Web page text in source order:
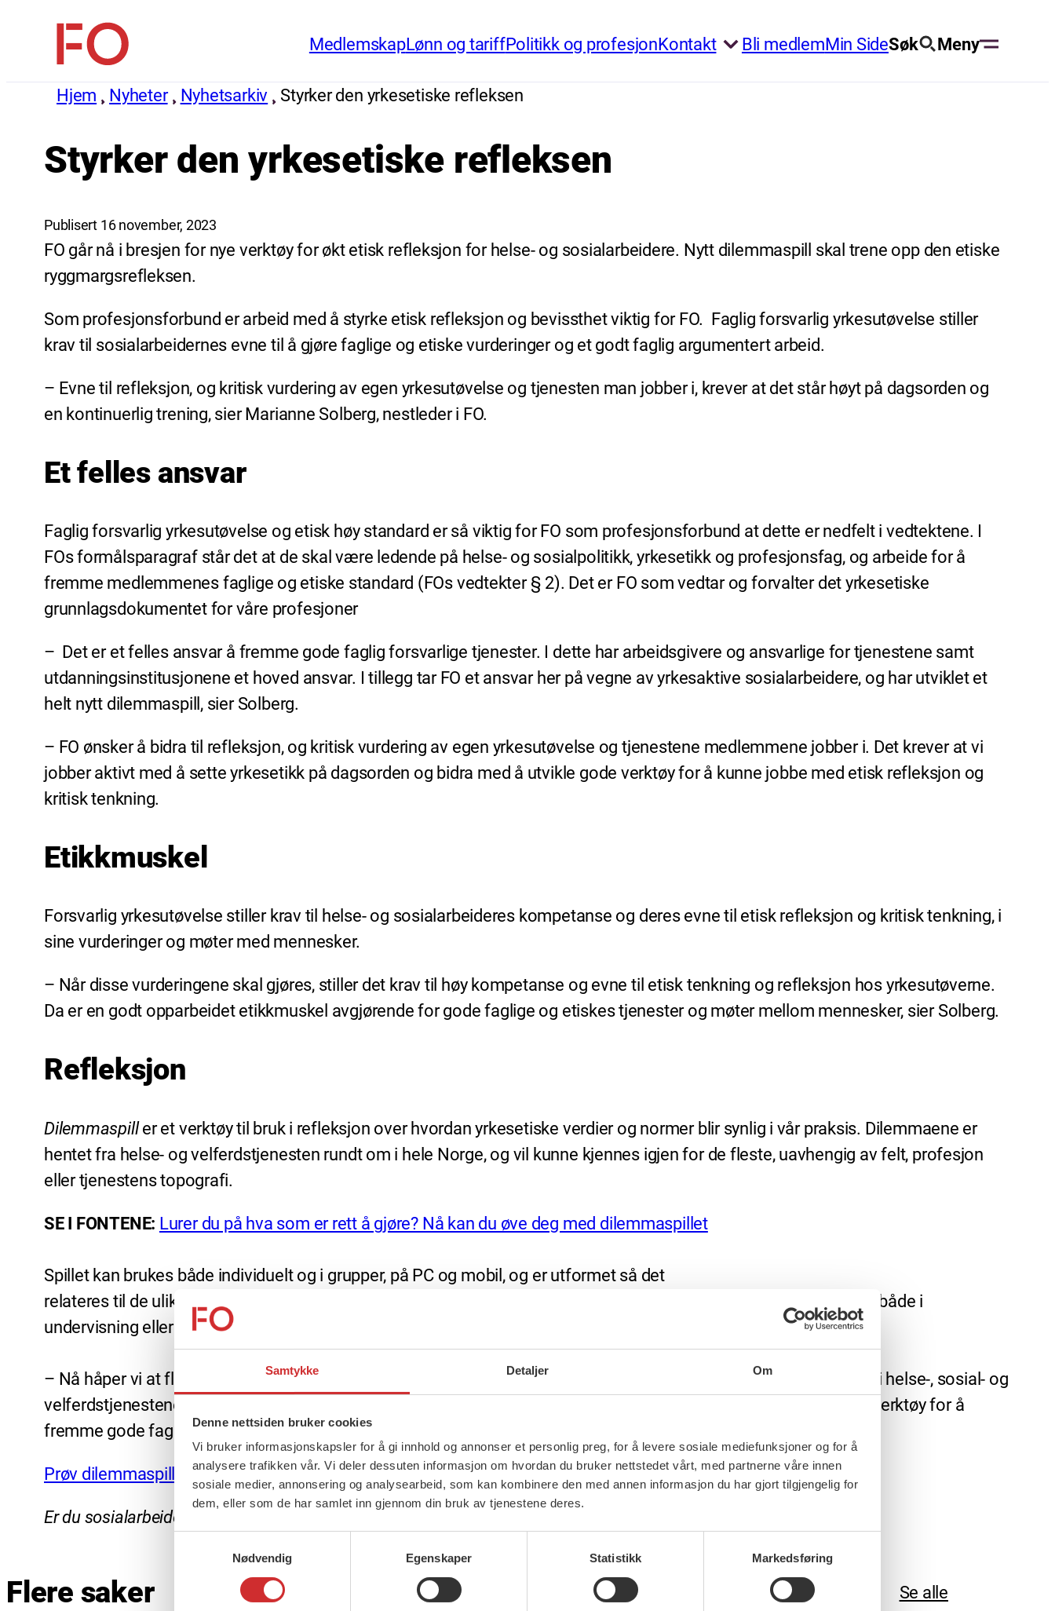
Samtykke Detaljer Om
Denne nettsiden bruker cookies
Vi bruker informasjonskapsler for å gi innhold og annonser et personlig preg, for å levere sosiale mediefunksjoner og for å
analysere trafikken vår. Vi deler dessuten informasjon om hvordan du bruker nettstedet vårt, med partnerne våre innen
sosiale medier, annonsering og analysearbeid, som kan kombinere den med annen informasjon du har gjort tilgjengelig for
dem, eller som de har samlet inn gjennom din bruk av tjenestene deres.
Nødvendig
Egenskaper Statistikk Markedsføring
innholdFO
(Fellesorganisasjonen)
MedlemskapLønn og tariffPolitikk og profesjonKontakt Bli medlemMin SideSøk Meny
Hjem Nyheter Nyhetsarkiv Styrker den yrkesetiske refleksen
Styrker den yrkesetiske refleksen
Publisert 16 november, 2023
FO går nå i bresjen for nye verktøy for økt etisk refleksjon for helse- og sosialarbeidere. Nytt dilemmaspill skal trene opp den etiske
ryggmargsrefleksen.
Som profesjonsforbund er arbeid med å styrke etisk refleksjon og bevissthet viktig for FO. Faglig forsvarlig yrkesutøvelse stiller
krav til sosialarbeidernes evne til å gjøre faglige og etiske vurderinger og et godt faglig argumentert arbeid.
– Evne til refleksjon, og kritisk vurdering av egen yrkesutøvelse og tjenesten man jobber i, krever at det står høyt på dagsorden og
en kontinuerlig trening, sier Marianne Solberg, nestleder i FO.
Et felles ansvar
Faglig forsvarlig yrkesutøvelse og etisk høy standard er så viktig for FO som profesjonsforbund at dette er nedfelt i vedtektene. I
FOs formålsparagraf står det at de skal være ledende på helse- og sosialpolitikk, yrkesetikk og profesjonsfag, og arbeide for å
fremme medlemmenes faglige og etiske standard (FOs vedtekter § 2). Det er FO som vedtar og forvalter det yrkesetiske
grunnlagsdokumentet for våre profesjoner
– Det er et felles ansvar å fremme gode faglig forsvarlige tjenester. I dette har arbeidsgivere og ansvarlige for tjenestene samt
utdanningsinstitusjonene et hoved ansvar. I tillegg tar FO et ansvar her på vegne av yrkesaktive sosialarbeidere, og har utviklet et
helt nytt dilemmaspill, sier Solberg.
– FO ønsker å bidra til refleksjon, og kritisk vurdering av egen yrkesutøvelse og tjenestene medlemmene jobber i. Det krever at vi
jobber aktivt med å sette yrkesetikk på dagsorden og bidra med å utvikle gode verktøy for å kunne jobbe med etisk refleksjon og
kritisk tenkning.
Etikkmuskel
Forsvarlig yrkesutøvelse stiller krav til helse- og sosialarbeideres kompetanse og deres evne til etisk refleksjon og kritisk tenkning, i
sine vurderinger og møter med mennesker.
– Når disse vurderingene skal gjøres, stiller det krav til høy kompetanse og evne til etisk tenkning og refleksjon hos yrkesutøverne.
Da er en godt opparbeidet etikkmuskel avgjørende for gode faglige og etiskes tjenester og møter mellom mennesker, sier Solberg.
Refleksjon
Dilemmaspiller et verktøy til bruk i refleksjon over hvordan yrkesetiske verdier og normer blir synlig i vår praksis. Dilemmaene er
hentet fra helse- og velferdstjenesten rundt om i hele Norge, og vil kunne kjennes igjen for de fleste, uavhengig av felt, profesjon
eller tjenestens topografi.
SE I FONTENE: Lurer du på hva som er rett å gjøre? Nå kan du øve deg med dilemmaspillet
Spillet kan brukes både individuelt og i grupper, på PC og mobil, og er utformet så det
relateres til de ulike arbeidsfeltene hvor FOs medlemmer arbeider. Det vil også være et godt verktøy for studenter, både i
undervisning eller som et hjelpemiddel for den enkelte student.
– Nå håper vi at flest mulig blir kjent med FOs nye dilemmaspill og at det når ut til flest mulig ansatte og studenter i helse-, sosial- og
velferdstjenestene våre. FO er en viktig bidragsyter og samarbeidspart i arbeidet med å finne innovative og gode verktøy for å
fremme gode faglig forsvarlige tjenester, avslutter Solberg.
Prøv dilemmaspill her
Er du sosialarbeider som er opptatt av yrkesetikk? Bli med i
Flere saker Se alle